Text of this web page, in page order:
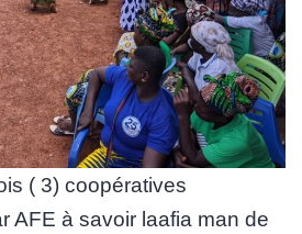
( 3) coopératives
AFE à savoir laafia man de